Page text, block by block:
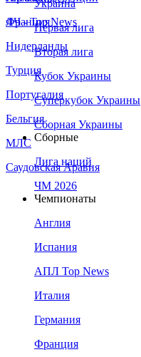
Франция
Нидерланды
Турция
Португалия
Бельгия
МЛС
Саудовская Аравия
ЛЧ - Top News
Украина
Первая лига
Вторая лига
Кубок Украины
Суперкубок Украины
Сборная Украины
Сборные
Лига наций
ЧМ 2026
Чемпионаты
Англия
Испания
АПЛ Top News
Италия
Германия
Франция